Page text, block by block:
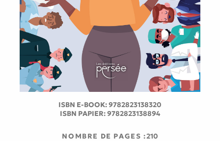
ISBN E-BOOK:9782823138320
ISBN PAPIER:9782823138894
NOMBRE DE PAGES :210